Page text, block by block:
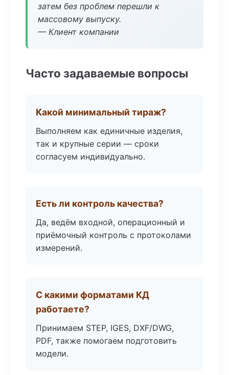
затем без проблем перешли к
массовому выпуску.
— Клиент компании
Часто задаваемые вопросы
Какой минимальный тираж?
Выполняем как единичные изделия,
так и крупные серии — сроки
согласуем индивидуально.
Есть ли контроль качества?
Да, ведём входной, операционный и
приёмочный контроль с протоколами
измерений.
С какими форматами КД
работаете?
Принимаем STEP, IGES, DXF/DWG,
PDF, также помогаем подготовить
модели.